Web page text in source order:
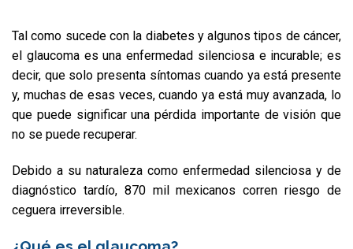
Tal como sucede con la diabetes y algunos tipos de cáncer,
el glaucoma es una enfermedad silenciosa e incurable; es
decir, que solo presenta síntomas cuando ya está presente
y, muchas de esas veces, cuando ya está muy avanzada, lo
que puede significar una pérdida importante de visión que
no se puede recuperar.
Debido a su naturaleza como enfermedad silenciosa y de
diagnóstico tardío, 870 mil mexicanos corren riesgo de
ceguera irreversible.
¿Qué es el glaucoma?